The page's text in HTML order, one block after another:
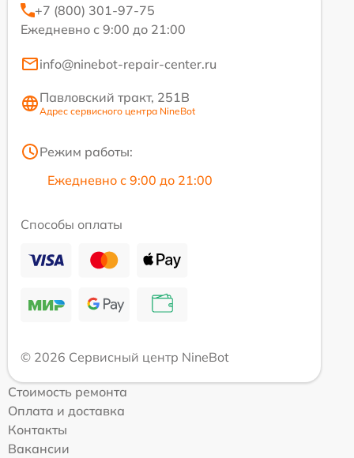
+7 (800) 301-97-75
Ежедневно с 9:00 до 21:00
info@ninebot-repair-center.ru
Павловский тракт, 251В
Адрес сервисного центра NineBot
Режим работы:
Ежедневно с 9:00 до 21:00
Способы оплаты
© 2026 Сервисный центр NineBot
Стоимость ремонта
Оплата и доставка
Контакты
Вакансии